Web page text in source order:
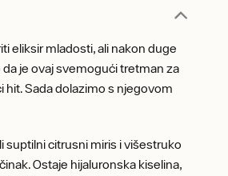
eliksir mladosti, ali nakon duge
je ovaj svemogući tretman za
hit. Sada dolazimo s njegovom
suptilni citrusni miris i višestruko
Ostaje hijaluronska kiselina,